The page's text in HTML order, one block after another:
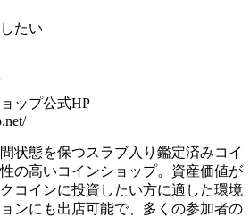
たい
ップ公式HP
状態を保つスラブ入り鑑定済みコイ
の高いコインショップ。 資産価値が
コインに投資したい方に適した環境
ンにも出店可能で、多くの参加者の